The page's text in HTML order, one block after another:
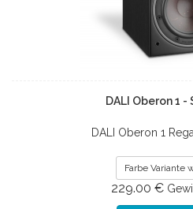
DALI Oberon 1
DALI Oberon 1
Farbe Variante
229.00 €